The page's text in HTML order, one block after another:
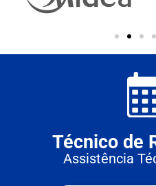
Técnico de
Assistência